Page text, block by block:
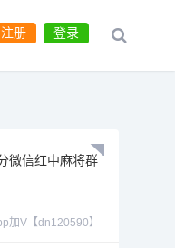
登录
注册
微信红中麻将群
加V【dn120590】
gm120590】七年